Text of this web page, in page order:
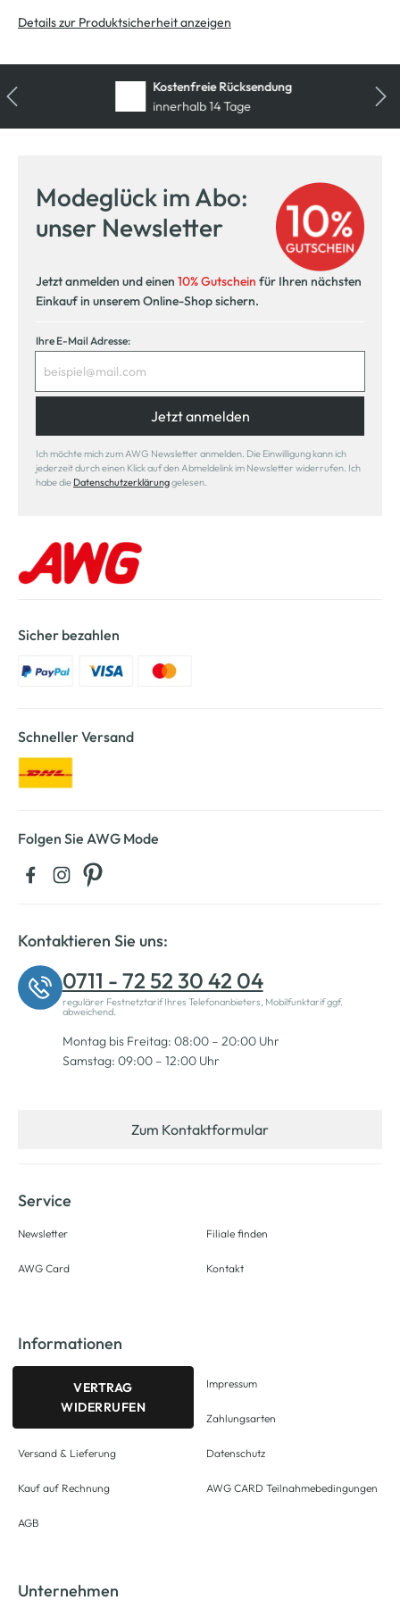
Details zur Produktsicherheit anzeigen
Kostenfreie Rücksendung
innerhalb 14 Tage
Modeglück im Abo:
unser Newsletter
Jetzt anmelden und einen 10% Gutschein für Ihren nächsten
Einkauf in unserem Online-Shop sichern.
Ihre E-Mail Adresse:
Jetzt anmelden
Ich möchte mich zum AWG Newsletter anmelden. Die Einwilligung kann ich
jederzeit durch einen Klick auf den Abmeldelink im Newsletter widerrufen. Ich
habe die Datenschutzerklärunggelesen.
Sicher bezahlen
Schneller Versand
Folgen Sie AWG Mode
Kontaktieren Sie uns:
0711 - 72 52 30 42 04
regulärer Festnetztarif Ihres Telefonanbieters, Mobilfunktarif ggf.
abweichend.
Montag bis Freitag: 08:00 – 20:00 Uhr
Samstag: 09:00 – 12:00 Uhr
Zum Kontaktformular
Service
Newsletter
AWG Card
Filiale finden
Kontakt
Informationen
VERTRAG
WIDERRUFEN
Versand & Lieferung
Kauf auf Rechnung
AGB
Impressum
Zahlungsarten
Datenschutz
AWG CARD Teilnahmebedingungen
Unternehmen